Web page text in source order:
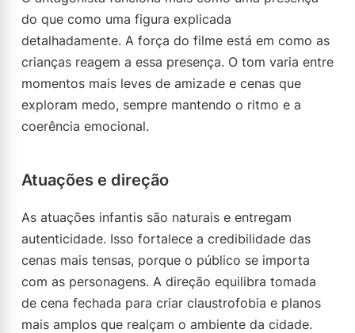
do que como uma figura explicada
detalhadamente. A força do filme está em como as
crianças reagem a essa presença. O tom varia entre
momentos mais leves de amizade e cenas que
exploram medo, sempre mantendo o ritmo e a
coerência emocional.
Atuações e direção
As atuações infantis são naturais e entregam
autenticidade. Isso fortalece a credibilidade das
cenas mais tensas, porque o público se importa
com as personagens. A direção equilibra tomada
de cena fechada para criar claustrofobia e planos
mais amplos que realçam o ambiente da cidade.